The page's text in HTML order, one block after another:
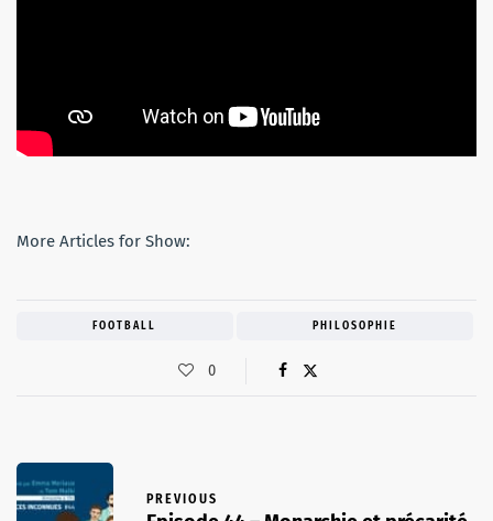
More Articles for Show:
FOOTBALL PHILOSOPHIE
0
PREVIOUS